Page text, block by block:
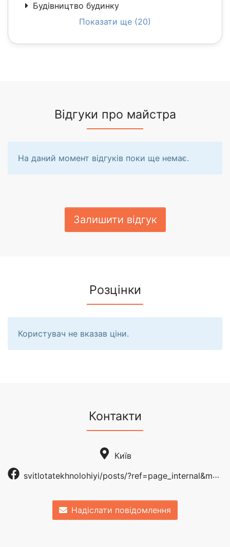
Будівництво будинку
Показати ще (20)
Відгуки про майстра
На даний момент відгуків поки ще немає.
Залишити відгук
Розцінки
Користувач не вказав ціни.
Контакти
Київ
svitlotatekhnolohiyi/posts/?ref=page_internal&mt_nav=0
Надіслати повідомлення